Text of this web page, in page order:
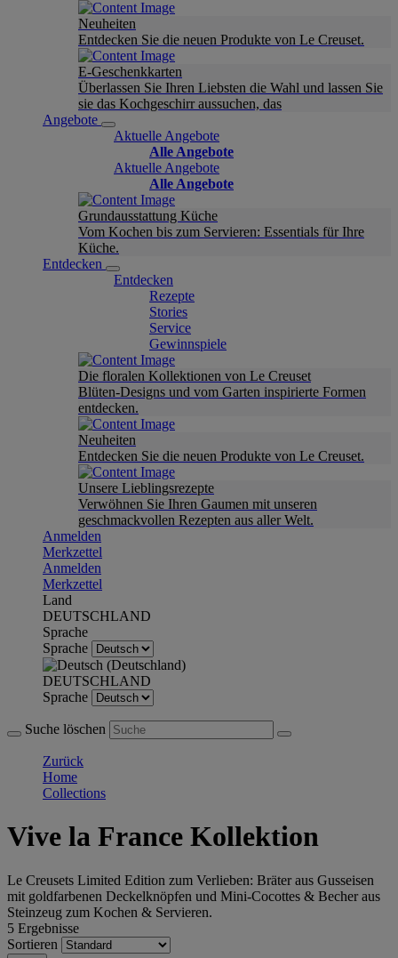
Neuheiten
Entdecken Sie die neuen Produkte von Le Creuset.
E-Geschenkkarten
Überlassen Sie Ihren Liebsten die Wahl und lassen Sie
sie das Kochgeschirr aussuchen, das
Angebote
Aktuelle Angebote
Alle Angebote
Aktuelle Angebote
Alle Angebote
Grundausstattung Küche
Vom Kochen bis zum Servieren: Essentials für Ihre
Küche.
Entdecken
Entdecken
Rezepte
Stories
Service
Gewinnspiele
Die floralen Kollektionen von Le Creuset
Blüten-Designs und vom Garten inspirierte Formen
entdecken.
Neuheiten
Entdecken Sie die neuen Produkte von Le Creuset.
Unsere Lieblingsrezepte
Verwöhnen Sie Ihren Gaumen mit unseren
geschmackvollen Rezepten aus aller Welt.
Anmelden
Merkzettel
Anmelden
Merkzettel
Land
DEUTSCHLAND
Sprache
Sprache
DEUTSCHLAND
Sprache
Suche löschen
Zurück
Home
Collections
Vive la France Kollektion
Le Creusets Limited Edition zum Verlieben: Bräter aus Gusseisen
mit goldfarbenen Deckelknöpfen und Mini-Cocottes & Becher aus
Steinzeug zum Kochen & Servieren.
5 Ergebnisse
Sortieren